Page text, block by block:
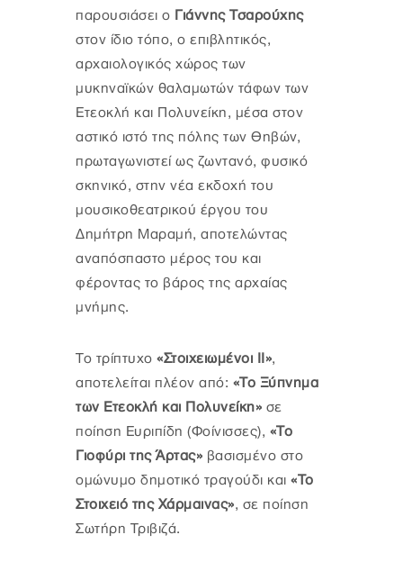
παρουσιάσει ο Γιάννης Τσαρούχης
στον ίδιο τόπο, ο επιβλητικός,
αρχαιολογικός χώρος των
μυκηναϊκών θαλαμωτών τάφων των
Ετεοκλή και Πολυνείκη, μέσα στον
αστικό ιστό της πόλης των Θηβών,
πρωταγωνιστεί ως ζωντανό, φυσικό
σκηνικό, στην νέα εκδοχή του
μουσικοθεατρικού έργου του
Δημήτρη Μαραμή, αποτελώντας
αναπόσπαστο μέρος του και
φέροντας το βάρος της αρχαίας
μνήμης.
Το τρίπτυχο «Στοιχειωμένοι ΙΙ»,
αποτελείται πλέον από: «Το Ξύπνημα
των Ετεοκλή και Πολυνείκη» σε
ποίηση Ευριπίδη (Φοίνισσες), «Το
Γιοφύρι της Άρτας» βασισμένο στο
ομώνυμο δημοτικό τραγούδι και «Το
Στοιχειό της Χάρμαινας», σε ποίηση
Σωτήρη Τριβιζά.